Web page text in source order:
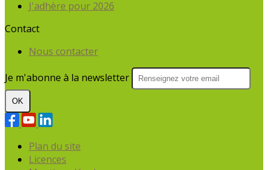
J'adhère pour 2026
Contact
Nous contacter
Je m'abonne à la newsletter
OK
Plan du site
Licences